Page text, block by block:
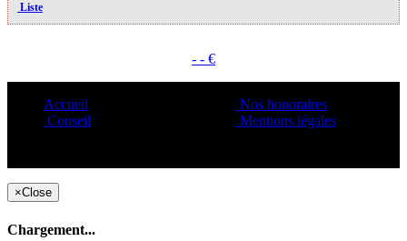
Liste
- - €
Accueil
Conseil
Nos honoraires
Mentions légales
×Close
Chargement...